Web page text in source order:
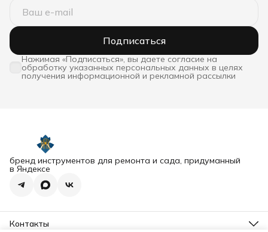
Подписаться
Нажимая «Подписаться», вы даете согласие на
обработку указанных персональных данных в целях
получения информационной и рекламной рассылки
бренд инструментов для ремонта и сада, придуманный
в Яндексе
Контакты